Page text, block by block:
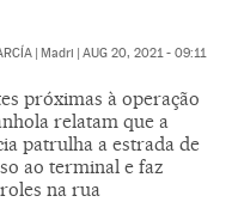
| Madri | AUG 20, 2021 - 09:11
próximas à operação
relatam que a
patrulha a estrada de
ao terminal e faz
na rua